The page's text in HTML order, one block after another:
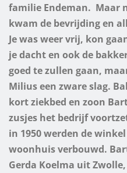
familie Endeman. Maar
kwam de bevrijding en
Je was weer vrij, kon
je dacht en ook de
goed te zullen gaan,
Milius een zware slag.
kort ziekbed en zoon
zusjes het bedrijf
in 1950 werden de
woonhuis verbouwd.
Gerda Koelma uit